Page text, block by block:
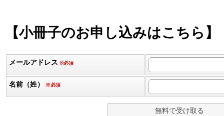
【小冊子のお申し込みはこちら】
メールアドレス ※必須
名前（姓） ※必須